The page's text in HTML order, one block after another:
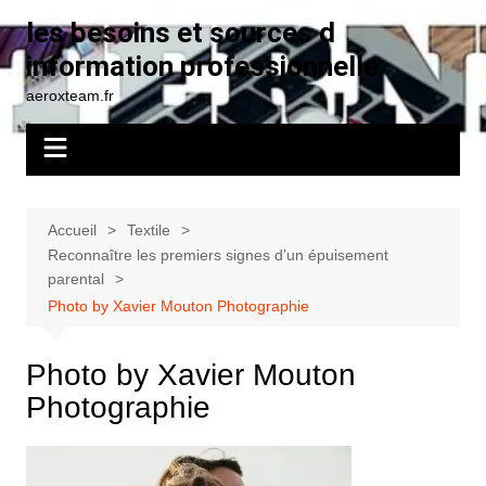
au
contenu
les besoins et sources d
information professionnelle
aeroxteam.fr
Accueil
Textile
Reconnaître les premiers signes d’un épuisement
parental
Photo by Xavier Mouton Photographie
Photo by Xavier Mouton
Photographie